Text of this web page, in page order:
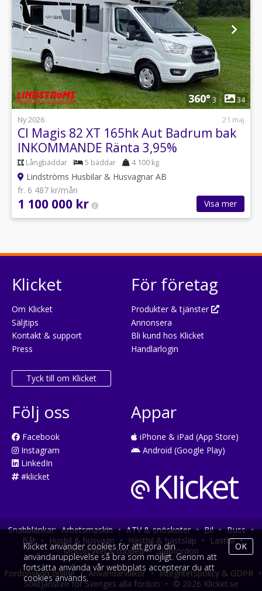
1 360°3
34
Ny 2026
21 maj
CI Magis 82 XT 165hk Aut Badrum bak
INKOMMANDE Ränta 3,95%
Långbäddar 5 bäddar 4 100 kg
Lindströms Husbilar & Husvagnar AB
fr. 6 487 kr/mån
1 100 000 kr Visa mer
Klicket
Om Klicket
Säljtips
Kontakt & support
Press
Tyck till om Klicket
För företag
Produkter & tjänster
Annonsera
Bli kund hos Klicket
Handlarlogin
Följ oss
Facebook
Instagram
LinkedIn
#klicket
Appar
iPhone & iPad (App Store)
Android (Google Play)
Snabblänkar: Arbetsmaskin • ATV & snöskoter • Bil • Buss •
Båt • Husbil & husvagn • Hästbil & hästsläp • Lastbil •
Motorcykel & moped • Släpfordon
Fordonsköp online • Användarvillkor • Integritetspolicy & GDPR •
Söktjänsten för Sveriges alla fordon • © 2026 Klicket.se
Klicket använder cookies för att göra din
användarupplevelse så bra som möjligt. Genom att
fortsätta använda vår webbplats accepterar du att
cookies används.
OK